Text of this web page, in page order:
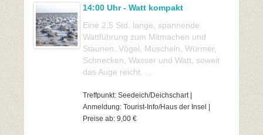
14:00 Uhr - Watt kompakt
Eine 2,5 Std. lange, spannende
Wattführung zum Mitmachen und
Staunen. Vögel, Muscheln, Würmer,
Schnecken, Wasser und Watt, soweit
das Auge reicht. ...
Treffpunkt: Seedeich/Deichschart |
Anmeldung: Tourist-Info/Haus der Insel |
Preise ab: 9,00 €